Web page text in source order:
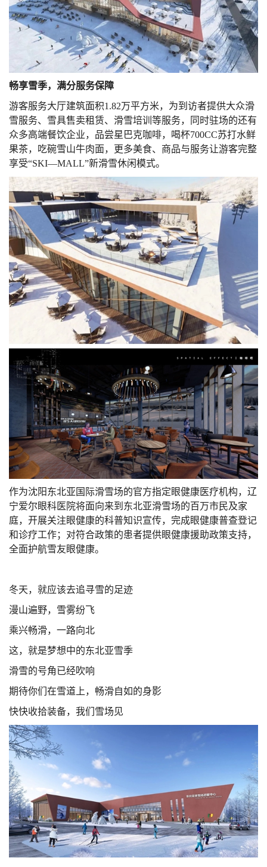
畅享雪季，满分服务保障
游客服务大厅建筑面积1.82万平方米，为到访者提供大众滑
雪服务、雪具售卖租赁、滑雪培训等服务，同时驻场的还有
众多高端餐饮企业，品尝星巴克咖啡，喝杯700CC苏打水鲜
果茶，吃碗雪山牛肉面，更多美食、商品与服务让游客完整
享受“SKI—MALL”新滑雪休闲模式。
作为沈阳东北亚国际滑雪场的官方指定眼健康医疗机构，辽
宁爱尔眼科医院将面向来到东北亚滑雪场的百万市民及家
庭，开展关注眼健康的科普知识宣传，完成眼健康普查登记
和诊疗工作；对符合政策的患者提供眼健康援助政策支持，
全面护航雪友眼健康。
冬天，就应该去追寻雪的足迹
漫山遍野，雪雾纷飞
乘兴畅滑，一路向北
这，就是梦想中的东北亚雪季
滑雪的号角已经吹响
期待你们在雪道上，畅滑自如的身影
快快收拾装备，我们雪场见